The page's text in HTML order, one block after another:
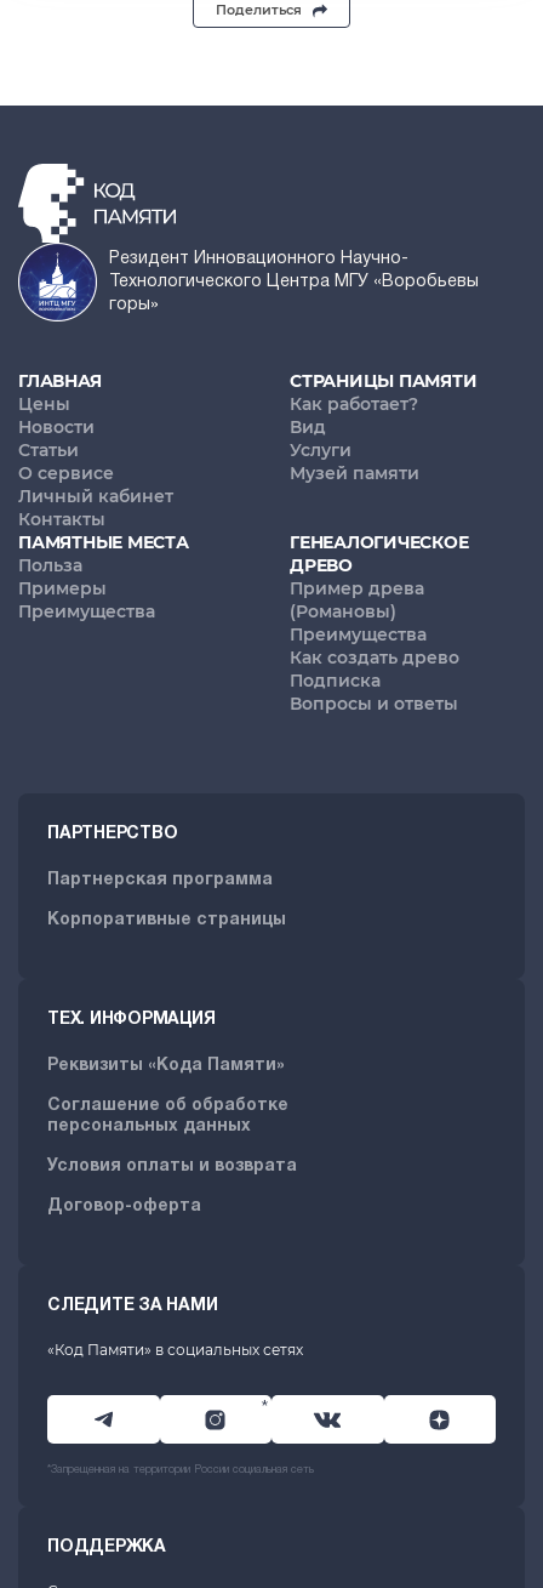
Поделиться
Резидент Инновационного Научно-
Технологического Центра МГУ «Воробьевы
горы»
ГЛАВНАЯ
Цены
Новости
Статьи
О сервисе
Личный кабинет
Контакты
СТРАНИЦЫ ПАМЯТИ
Как работает?
Вид
Услуги
Музей памяти
ПАМЯТНЫЕ МЕСТА
Польза
Примеры
Преимущества
ГЕНЕАЛОГИЧЕСКОЕ
ДРЕВО
Пример древа
(Романовы)
Преимущества
Как создать древо
Подписка
Вопросы и ответы
ПАРТНЕРСТВО
Партнерская программа
Корпоративные страницы
ТЕХ. ИНФОРМАЦИЯ
Реквизиты «Кода Памяти»
Соглашение об обработке
персональных данных
Условия оплаты и возврата
Договор-оферта
СЛЕДИТЕ ЗА НАМИ
«Код Памяти» в социальных сетях
*
*Запрещенная на территории России социальная сеть
ПОДДЕРЖКА